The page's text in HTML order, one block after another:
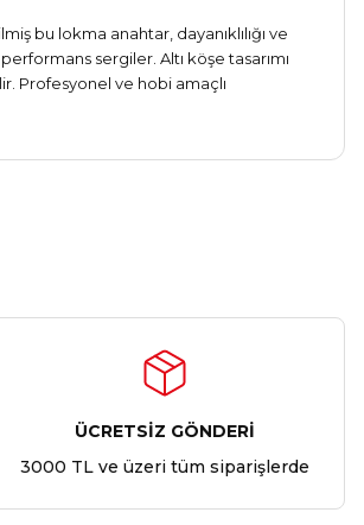
bu lokma anahtar, dayanıklılığı ve
sergiler. Altı köşe tasarımı
Profesyonel ve hobi amaçlı
ÜCRETSİZ GÖNDERİ
3000 TL ve üzeri tüm siparişlerde